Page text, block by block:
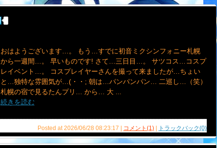
おはようございます…。 もう…すでに初音ミクシンフォニー札幌
から一週間…。 早いものです! さて…三日目…。 サツコス…コスプ
レイベント…。 コスプレイヤーさんを撮って来ましたが…ちょい
と…独特な雰囲気が…(・・; 朝は…パンパンパン… 二巡し…（笑）
札幌の宿で見るたんプリ… から… 大 ...
続きを読む
Posted at 2026/06/28 08:23:17 | コメント(1) トラックバック(0)